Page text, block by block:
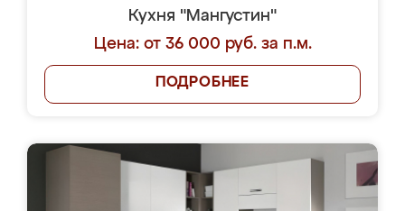
Кухня "Мангустин"
Цена: от 36 000 руб. за п.м.
ПОДРОБНЕЕ